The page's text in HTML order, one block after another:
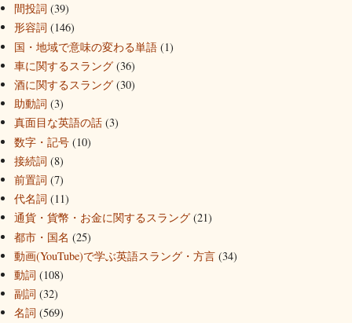
間投詞 (39)
形容詞 (146)
国・地域で意味の変わる単語 (1)
車に関するスラング (36)
酒に関するスラング (30)
助動詞 (3)
真面目な英語の話 (3)
数字・記号 (10)
接続詞 (8)
前置詞 (7)
代名詞 (11)
通貨・貨幣・お金に関するスラング (21)
都市・国名 (25)
動画(YouTube)で学ぶ英語スラング・方言 (34)
動詞 (108)
副詞 (32)
名詞 (569)